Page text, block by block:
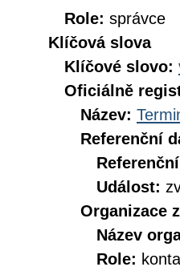
Role: správce
Klíčová slova
Klíčové slovo:
Oficiálně
Název:
Referenční
Událost:
Organizace
Název
Role: